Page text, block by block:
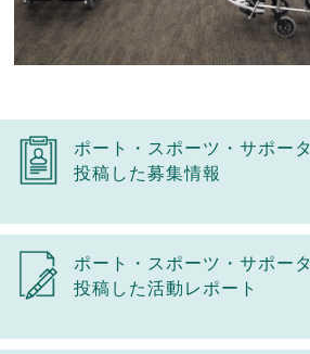
ポート・スポーツ・サポー
投稿した募集情報
ポート・スポーツ・サポー
投稿した活動レポート